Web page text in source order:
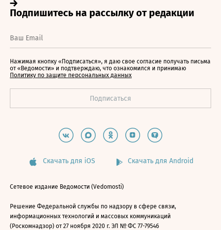
Нажимая кнопку «Подписаться», я даю свое согласие получать письма
от «Ведомости» и подтверждаю, что ознакомился и принимаю
Политику по защите персональных данных
Скачать для iOS Скачать для Android
Сетевое издание Ведомости (Vedomosti)
Решение Федеральной службы по надзору в сфере связи,
информационных технологий и массовых коммуникаций
(Роскомнадзор) от 27 ноября 2020 г. ЭЛ № ФС 77-79546